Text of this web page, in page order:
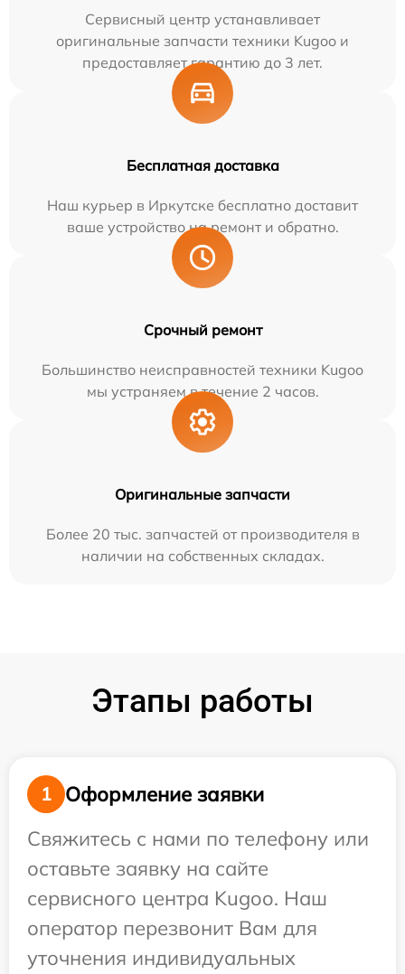
Сервисный центр устанавливает
оригинальные запчасти техники Kugoo и
предоставляет гарантию до 3 лет.
Бесплатная доставка
Наш курьер в Иркутске бесплатно доставит
ваше устройство на ремонт и обратно.
Срочный ремонт
Большинство неисправностей техники Kugoo
мы устраняем в течение 2 часов.
Оригинальные запчасти
Более 20 тыс. запчастей от производителя в
наличии на собственных складах.
Этапы работы
1
Оформление заявки
Свяжитесь с нами по телефону или
оставьте заявку на сайте
сервисного центра Kugoo. Наш
оператор перезвонит Вам для
уточнения индивидуальных